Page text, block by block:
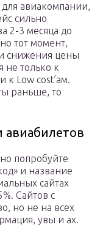
авиакомпании,
сильно
2-3 месяца до
тот момент,
снижения цены
не только к
к Low cost’ам.
раньше, то
авиабилетов
попробуйте
и название
сайтах
Сайтов с
но не на всех
увы и ах.